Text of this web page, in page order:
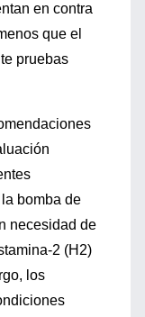
en contra
que el
pruebas
bomba de
necesidad de
2 (H2)
los